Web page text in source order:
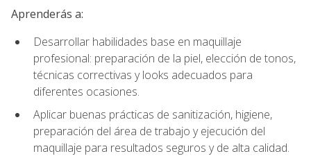
Aprenderás a:
Desarrollar habilidades base en maquillaje
profesional: preparación de la piel, elección de tonos,
técnicas correctivas y looks adecuados para
diferentes ocasiones.
Aplicar buenas prácticas de sanitización, higiene,
preparación del área de trabajo y ejecución del
maquillaje para resultados seguros y de alta calidad.